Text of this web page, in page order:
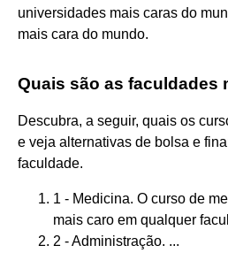
universidades mais caras do
mais cara do mundo.
Quais são as faculdades
Descubra, a seguir, quais os
e veja alternativas de bolsa e
faculdade.
1 - Medicina. O curso de
mais caro em qualquer
2 - Administração. ...